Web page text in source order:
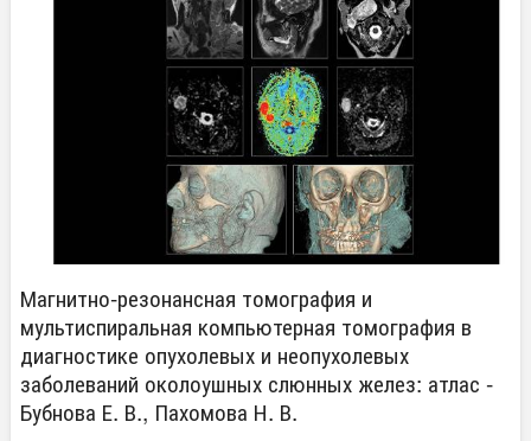
Магнитно-резонансная томография и
мультиспиральная компьютерная томография в
диагностике опухолевых и неопухолевых
заболеваний околоушных слюнных желез: атлас -
Бубнова Е. В., Пахомова Н. В.